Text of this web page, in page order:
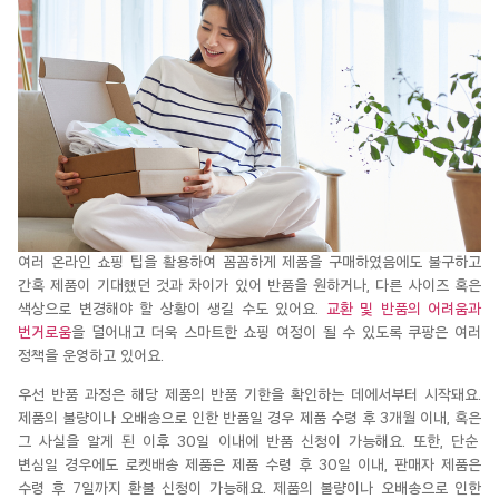
여러 온라인 쇼핑 팁을 활용하여 꼼꼼하게 제품을 구매하였음에도 불구하고
간혹 제품이 기대했던 것과 차이가 있어 반품을 원하거나, 다른 사이즈 혹은
색상으로 변경해야 할 상황이 생길 수도 있어요.
교환 및 반품의 어려움과
번거로움을 덜어내고 더욱 스마트한 쇼핑 여정이 될 수 있도록 쿠팡은 여러
정책을 운영하고 있어요.
우선 반품 과정은 해당 제품의 반품 기한을 확인하는 데에 서 부터 시작돼요.
제품의
불량이나 오배송으로 인 한 반품일 경우 제품 수령 후 3개월 이내, 혹은
그사실을 알게 된 이후 30일 이내에 반품 신청이 가능해요. 또한, 단순
변심일
경우에도 로켓배송 제품은 제품 수령 후 30일 이내, 판매자 제품은
수령
후 7일까지 환불 신청이 가능해요.제품의 불량이나 오배송으로 인한